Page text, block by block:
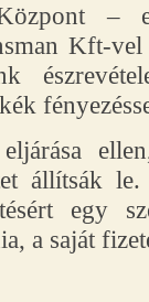
–
Kft-
állítsák
egy
a saját